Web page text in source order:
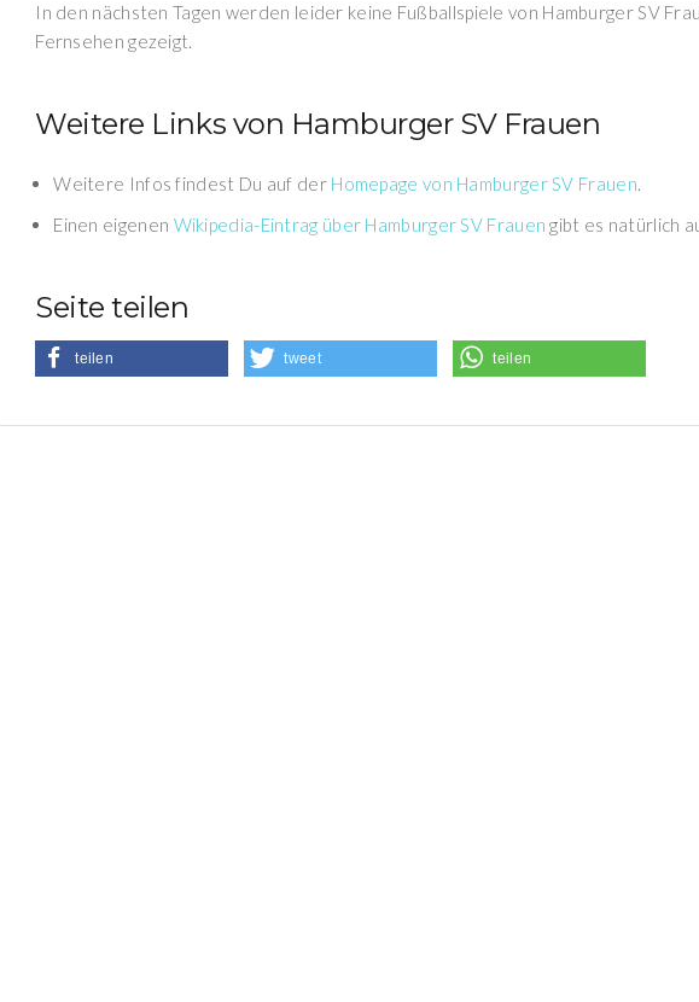
In den nächsten Tagen werden leider keine Fußballspiele von Hamburger SV
Fernsehen gezeigt.
Weitere Links von Hamburger SV Frauen
Weitere Infos findest Du auf der Homepage von Hamburger SV Frauen.
Einen eigenen Wikipedia-Eintrag über Hamburger SV Frauen gibt es natürlich
Seite teilen
teilen tweet teilen